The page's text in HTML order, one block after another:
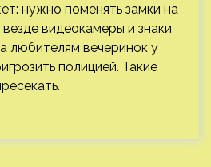
нужно поменять замки на
видеокамеры и знаки
любителям вечеринок у
полицией. Такие